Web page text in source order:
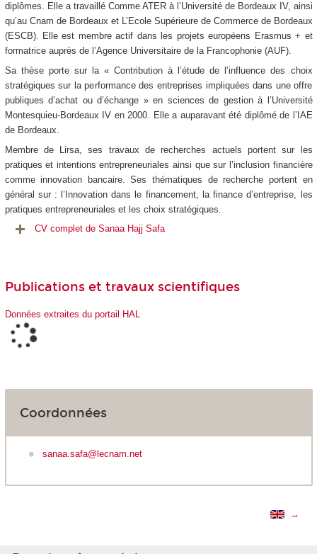
diplômes. Elle a travaillé Comme ATER à l’Université de Bordeaux IV, ainsi
qu’au Cnam de Bordeaux et L’Ecole Supérieure de Commerce de Bordeaux
(ESCB). Elle est membre actif dans les projets européens Erasmus + et
formatrice auprès de l’Agence Universitaire de la Francophonie (AUF).
Sa thèse porte sur la « Contribution à l’étude de l’influence des choix
stratégiques sur la performance des entreprises impliquées dans une offre
publiques d’achat ou d’échange » en sciences de gestion à l’Université
Montesquieu-Bordeaux IV en 2000. Elle a auparavant été diplômé de l’IAE
de Bordeaux.
Membre de Lirsa, ses travaux de recherches actuels portent sur les
pratiques et intentions entrepreneuriales ainsi que sur l’inclusion financière
comme innovation bancaire. Ses thématiques de recherche portent en
général sur : l’Innovation dans le financement, la finance d’entreprise, les
pratiques entrepreneuriales et les choix stratégiques.
CV complet de Sanaa Hajj Safa
Publications et travaux scientifiques
Données extraites du portail HAL
Coordonnées
sanaa.safa@lecnam.net
→